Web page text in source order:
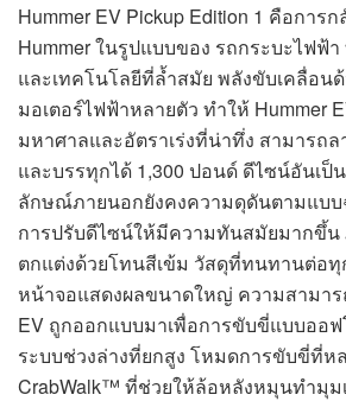
Hummer EV Pickup Edition 1 คือการ
Hummer ในรูปแบบของ รถกระบะไฟฟ้
และเทคโนโลยีที่ล้ำสมัย พลังขับเคลื่อน
มอเตอร์ไฟฟ้าหลายตัว ทำให้ Hummer
มหาศาลและอัตราเร่งที่น่าทึ่ง สามารถล
และบรรทุกได้ 1,300 ปอนด์ ดีไซน์อันเป็
ลักษณ์ภายนอกยังคงความดุดันตามแบบ
การปรับดีไซน์ให้มีความทันสมัยมากขึ้น
ตกแต่งด้วยโทนสีเข้ม วัสดุที่ทนทานต่อ
หน้าจอแสดงผลขนาดใหญ่ ความสามาร
EV ถูกออกแบบมาเพื่อการขับขี่แบบออฟ
ระบบช่วงล่างที่ยกสูง โหมดการขับขี่ที่ห
CrabWalk™ ที่ช่วยให้ล้อหลังหมุนทำมุม